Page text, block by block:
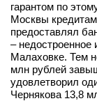
Вход
гарантом по
Москвы
предоставлял
– недостроенное
Малаховке. Тем
млн рублей
удовлетворил
Чернякова 13,8